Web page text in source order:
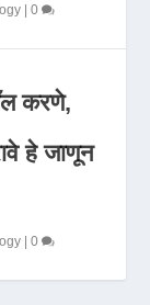
|0
करणे,
हे जाणून
|0